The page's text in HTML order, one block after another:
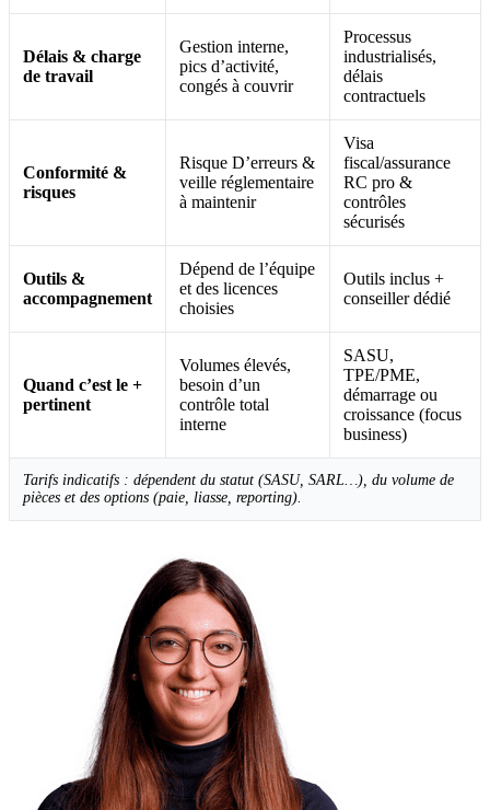
Délais & charge
de travail
Gestion interne,
pics d’activité,
congés à couvrir
Processus
industrialisés,
délais
contractuels
Conformité &
risques
Risque D’erreurs &
veille réglementaire
à maintenir
Visa
fiscal/assurance
RC pro &
contrôles
sécurisés
Outils &
accompagnement
Dépend de l’équipe
et des licences
choisies
Outils inclus +
conseiller dédié
Quand c’est le +
pertinent
Volumes élevés,
besoin d’un
contrôle total
interne
SASU,
TPE/PME,
démarrage ou
croissance (focus
business)
Tarifs indicatifs : dépendent du statut (SASU, SARL…), du volume de
pièces et des options (paie, liasse, reporting).